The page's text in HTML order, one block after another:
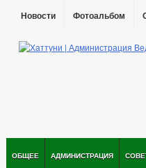
Новости Фотоальбом
ОБЩЕЕ АДМИНИСТРАЦИЯ